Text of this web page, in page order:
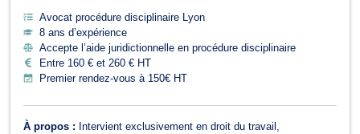
Avocat procédure disciplinaire Lyon
8 ans d’expérience
Accepte l’aide juridictionnelle en procédure disciplinaire
Entre 160 € et 260 € HT
Premier rendez-vous à 150€ HT
À propos : Intervient exclusivement en droit du travail,